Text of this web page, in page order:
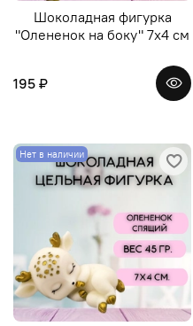
Шоколадная фигурка
"Олененок на боку" 7х4 см
195 ₽
Нет в наличии